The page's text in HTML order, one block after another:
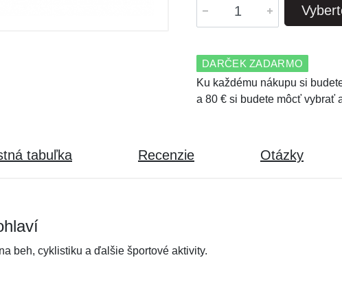
DARČEK ZADARMO
Ku každému nákupu si
a 80 € si budete môcť vybrať
tabuľka Recenzie Otázky
beh, cyklistiku a ďalšie športové aktivity.